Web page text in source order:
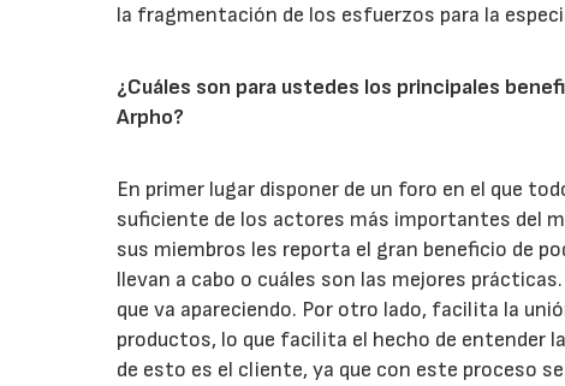
la fragmentación de los esfuerzos para la
¿Cuáles son para ustedes los principales
Arpho?
En primer lugar disponer de un foro en el que
suficiente de los actores más importantes del
sus miembros les reporta el gran beneficio de
llevan a cabo o cuáles son las mejores
que va apareciendo. Por otro lado, facilita la
productos, lo que facilita el hecho de entender
de esto es el cliente, ya que con este proceso